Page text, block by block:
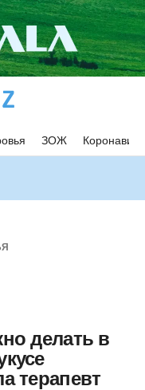
ЗОЖ
делать в
терапевт